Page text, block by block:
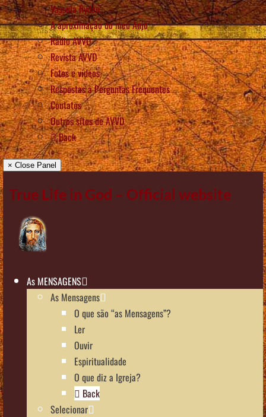
Vassula Rydén
A aproximação do meu Anjo
Rádio AVVD
Revista AVVD
Fotos e vídeos
Respostas a Perguntas Frequentes
Contatos
Outros sítes de AVVD
Back
× Close Panel
True Life in God – Official website
As MENSAGENS
As Mensagens
O que são “as Mensagens”?
Ler
Ouvir
Espiritualidade
O que diz a Igreja?
Back
Selecionar